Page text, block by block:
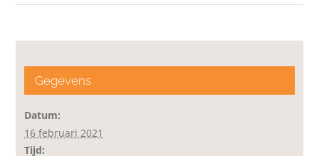
Gegevens
Datum:
16 februari 2021
Tijd: